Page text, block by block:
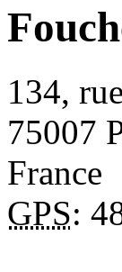
134,
75007
France
GPS: